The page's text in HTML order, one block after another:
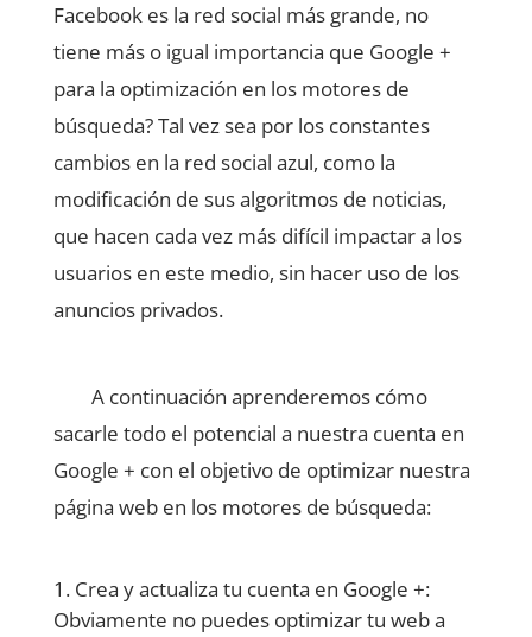
Facebook es la red social más grande, no
tiene más o igual importancia que Google +
para la optimización en los motores de
búsqueda? Tal vez sea por los constantes
cambios en la red social azul, como la
modificación de sus algoritmos de noticias,
que hacen cada vez más difícil impactar a los
usuarios en este medio, sin hacer uso de los
anuncios privados.
A continuación aprenderemos cómo
sacarle todo el potencial a nuestra cuenta en
Google + con el objetivo de optimizar nuestra
página web en los motores de búsqueda:
Crea y actualiza tu cuenta en Google +:
Obviamente no puedes optimizar tu web a